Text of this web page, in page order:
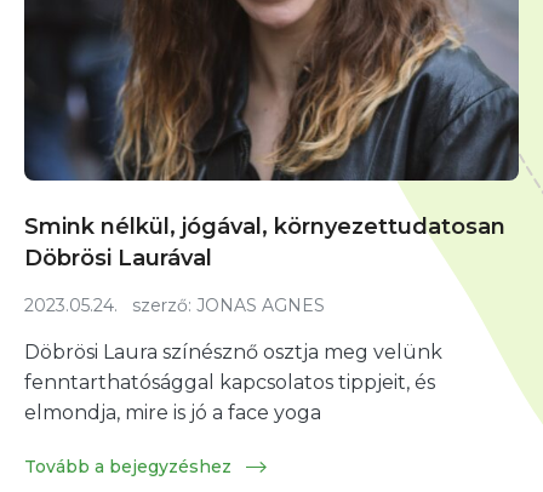
Smink nélkül, jógával, környezettudatosan
Döbrösi Laurával
2023.05.24. szerző: JONAS AGNES
Döbrösi Laura színésznő osztja meg velünk
fenntarthatósággal kapcsolatos tippjeit, és
elmondja, mire is jó a face yoga
Tovább a bejegyzéshez